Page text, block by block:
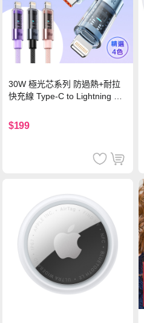
30W 極光芯系列 防過熱+耐拉
快充線 Type-C to Lightning 傳
$199